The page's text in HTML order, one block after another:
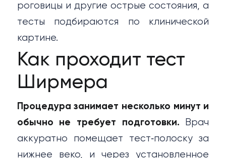
роговицы и другие острые состояния, а
тесты подбираются по клинической
картине.
Как проходит тест
Ширмера
Процедура занимает несколько минут и
обычно не требует подготовки.
Врач
аккуратно помещает тест‑полоску за
нижнее веко, и через установленное